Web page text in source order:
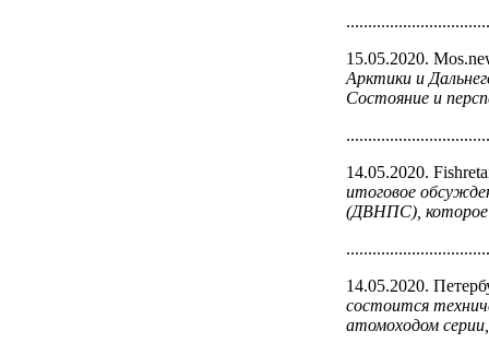
15.05.2020.
Арктики и
Состояние и
14.05.2020.
итоговое
(ДВНПС), которое
14.05.2020.
состоится
атомоходом